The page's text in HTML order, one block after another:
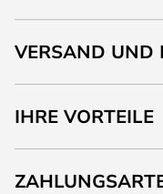
VERSAND UND
IHRE VORTEILE